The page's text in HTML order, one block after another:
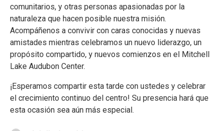
comunitarios, y otras personas apasionadas por la
naturaleza que hacen posible nuestra misión.
Acompáñenos a convivir con caras conocidas y nuevas
amistades mientras celebramos un nuevo liderazgo, un
propósito compartido, y nuevos comienzos en el Mitchell
Lake Audubon Center.
¡Esperamos compartir esta tarde con ustedes y celebrar
el crecimiento continuo del centro! Su presencia hará que
esta ocasión sea aún más especial.